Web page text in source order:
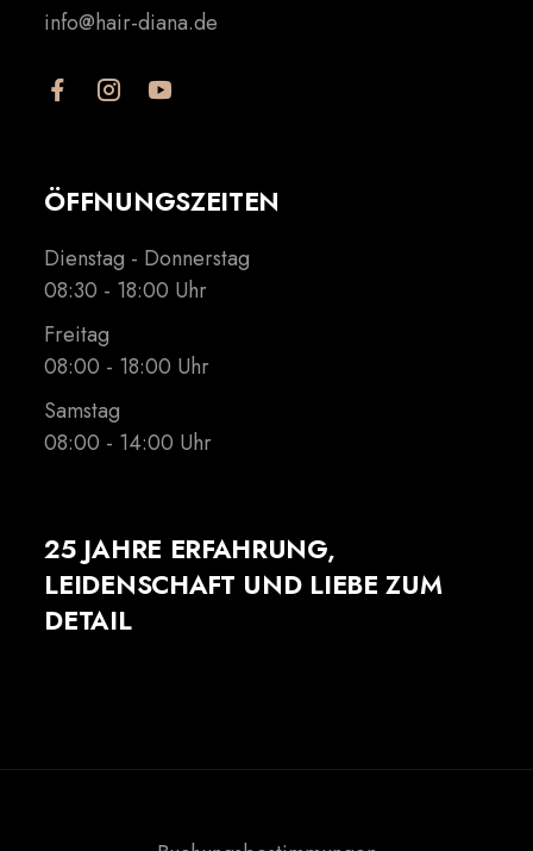
info@hair-diana.de
ÖFFNUNGSZEITEN
Dienstag - Donnerstag
08:30 - 18:00 Uhr
Freitag
08:00 - 18:00 Uhr
Samstag
08:00 - 14:00 Uhr
25 JAHRE ERFAHRUNG,
LEIDENSCHAFT UND LIEBE ZUM
DETAIL